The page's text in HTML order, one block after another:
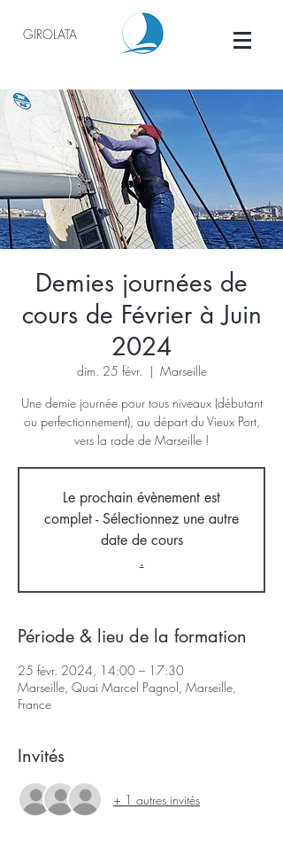
GIROLATA
Demies journées de
cours de Février à Juin
2024
dim. 25 févr.
  |
Marseille
Une demie journée pour tous niveaux (débutant
ou perfectionnement), au départ du Vieux Port,
vers la rade de Marseille !
Le prochain évènement est
complet - Sélectionnez une autre
date de cours
.
Période & lieu de la formation
25 févr. 2024, 14:00 – 17:30
Marseille, Quai Marcel Pagnol, Marseille,
France
Invités
+ 1 autres invités